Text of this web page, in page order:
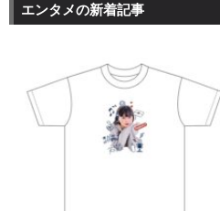
エンタメの新着記事